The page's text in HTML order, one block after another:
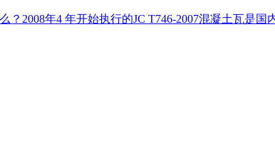
？2008年4 年开始执行的JC T746-2007混凝土瓦是